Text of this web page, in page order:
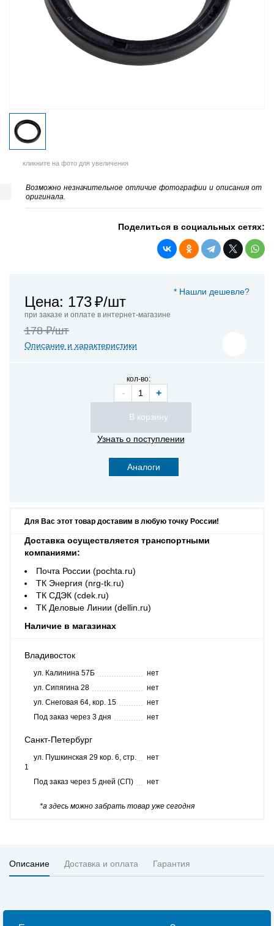
кликните на фото для увеличения
Возможно незначительное отличие фотографии и описания от
оригинала.
Поделиться в социальных сетях:
* Нашли дешевле?
Цена: 173₽/шт
при заказе и оплате в интернет-магазине
178 ₽/шт
Описание и характеристики
кол-во:
- +
Узнать о поступлении
Аналоги
Для Вас этот товар доставим в любую точку России!
Доставка осуществляется транспортными
компаниями:
Почта России (pochta.ru)
ТК Энергия (nrg-tk.ru)
ТК СДЭК (cdek.ru)
ТК Деловые Линии (dellin.ru)
Наличие в магазинах
Владивосток
ул. Калинина 57Б
нет
ул. Сипягина 28
нет
ул. Снеговая 64, кор. 15
нет
Под заказ через 3 дня
нет
Санкт-Петербург
ул. Пушкинская 29 кор. 6, стр.
1
нет
Под заказ через 5 дней (СП) нет
*а здесь можно забрать товар уже сегодня
Описание Доставка и оплата Гарантия